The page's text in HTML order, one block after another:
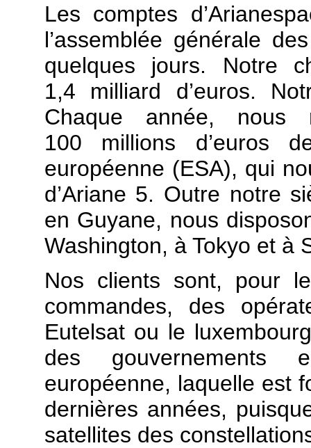
Les comptes
l’assemblée générale
quelques jours. Notre
1,4 milliard d’euros.
Chaque année, nous
100 millions d’euros
européenne (ESA), qui
d’Ariane 5. Outre notre
en Guyane, nous
Washington, à Tokyo et à
Nos clients sont, pour
commandes, des
Eutelsat ou le
des gouvernements
européenne, laquelle est
dernières années,
satellites des